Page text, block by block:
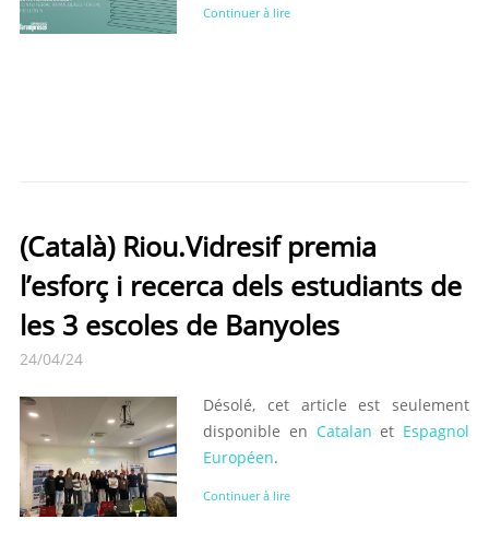
Continuer à lire
(Català) Riou.Vidresif premia
l’esforç i recerca dels estudiants de
les 3 escoles de Banyoles
24/04/24
Désolé, cet article est seulement
disponible en Catalan et Espagnol
Européen.
Continuer à lire